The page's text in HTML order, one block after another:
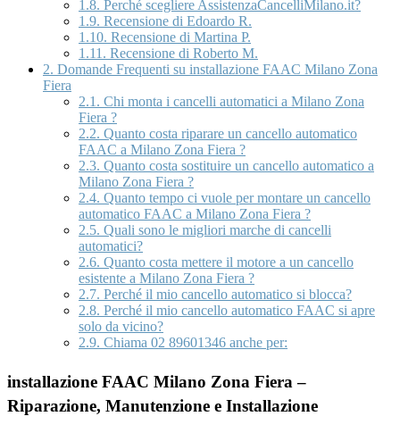
1.8. Perché scegliere AssistenzaCancelliMilano.it?
1.9. Recensione di Edoardo R.
1.10. Recensione di Martina P.
1.11. Recensione di Roberto M.
2. Domande Frequenti su installazione FAAC Milano Zona
Fiera
2.1. Chi monta i cancelli automatici a Milano Zona
Fiera ?
2.2. Quanto costa riparare un cancello automatico
FAAC a Milano Zona Fiera ?
2.3. Quanto costa sostituire un cancello automatico a
Milano Zona Fiera ?
2.4. Quanto tempo ci vuole per montare un cancello
automatico FAAC a Milano Zona Fiera ?
2.5. Quali sono le migliori marche di cancelli
automatici?
2.6. Quanto costa mettere il motore a un cancello
esistente a Milano Zona Fiera ?
2.7. Perché il mio cancello automatico si blocca?
2.8. Perché il mio cancello automatico FAAC si apre
solo da vicino?
2.9. Chiama 02 89601346 anche per:
installazione FAAC Milano Zona Fiera –
Riparazione, Manutenzione e Installazione